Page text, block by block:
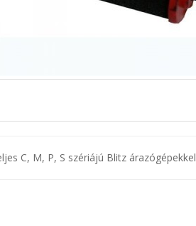
C, M, P, S szériájú Blitz árazógépekkel